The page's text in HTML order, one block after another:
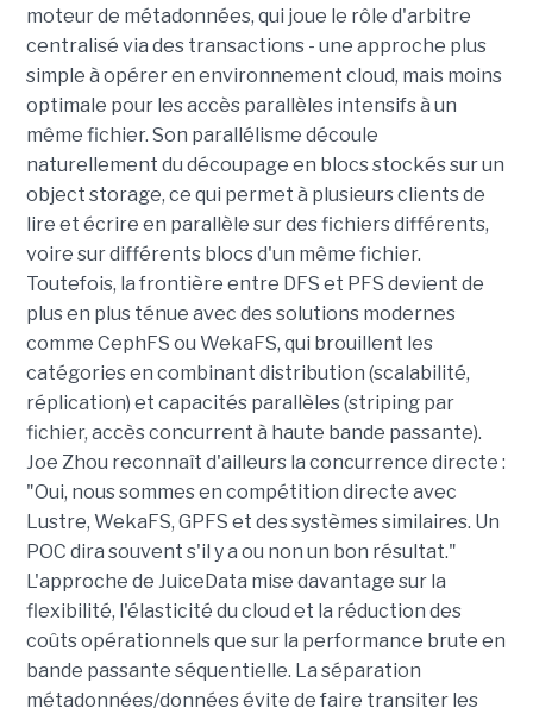
moteur de métadonnées, qui joue le rôle d'arbitre
centralisé via des transactions - une approche plus
simple à opérer en environnement cloud, mais moins
optimale pour les accès parallèles intensifs à un
même fichier. Son parallélisme découle
naturellement du découpage en blocs stockés sur un
object storage, ce qui permet à plusieurs clients de
lire et écrire en parallèle sur des fichiers différents,
voire sur différents blocs d'un même fichier.
Toutefois, la frontière entre DFS et PFS devient de
plus en plus ténue avec des solutions modernes
comme CephFS ou WekaFS, qui brouillent les
catégories en combinant distribution (scalabilité,
réplication) et capacités parallèles (striping par
fichier, accès concurrent à haute bande passante).
Joe Zhou reconnaît d'ailleurs la concurrence directe :
"Oui, nous sommes en compétition directe avec
Lustre, WekaFS, GPFS et des systèmes similaires. Un
POC dira souvent s'il y a ou non un bon résultat."
L'approche de JuiceData mise davantage sur la
flexibilité, l'élasticité du cloud et la réduction des
coûts opérationnels que sur la performance brute en
bande passante séquentielle. La séparation
métadonnées/données évite de faire transiter les